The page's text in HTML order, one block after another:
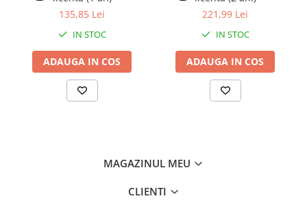
Adăugați CCleaner Business la oferta dvs. actuală și oferiți
clienților puncte finale mai curate, mai rapide și mai sigure, care
funcționează mai bine, pentru mai mult timp.
Optimizați punctele finale
Motorul de curățare puternic al CCleaner accelerează punctele
finale și curățează fișierele inutile care ocupă spațiu valoros pe
hard disk. De asemenea, șterge vechile intrări din Registry care
pot duce la instabilitate.
CCleaner șterge cookie-urile, parolele și datele de navigare, astfel
încât datele companiei rămân confidențiale. De asemenea, poate
135,85 Lei
IN STOC
ADAUGA IN COS
221,99 Lei
IN STOC
ADAUGA IN COS
MAGAZINUL MEU
CLIENTI